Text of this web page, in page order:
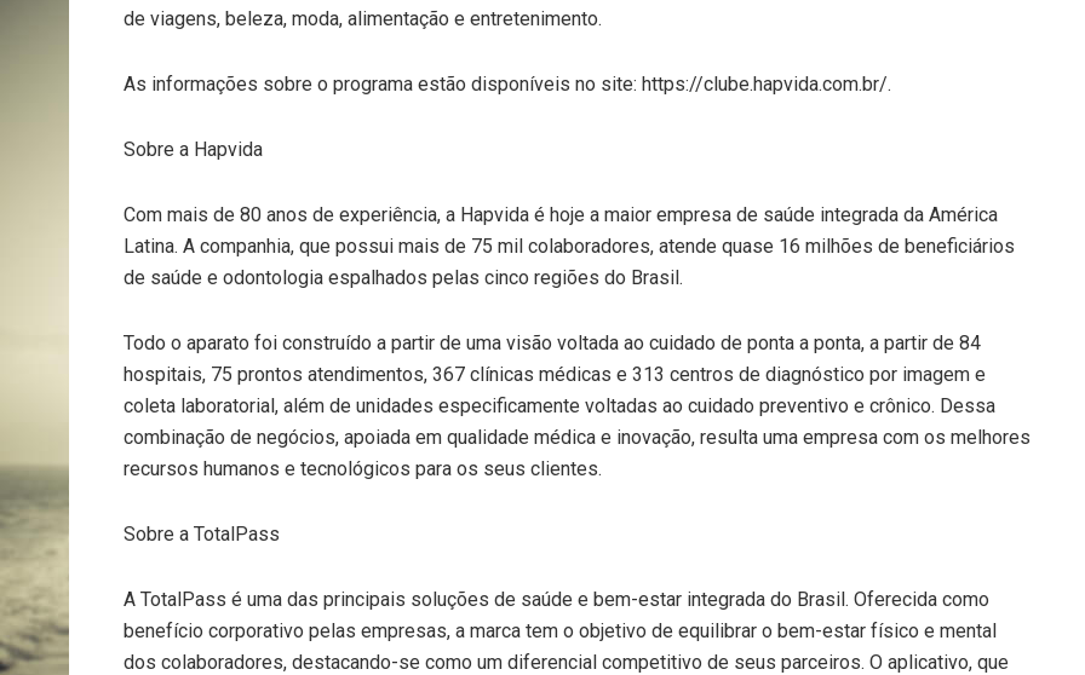
de viagens, beleza, moda, alimentação e entretenimento.
As informações sobre o programa estão disponíveis no site: https://clube.hapvida.com.br/.
Sobre a Hapvida
Com mais de 80 anos de experiência, a Hapvida é hoje a maior empresa de saúde integrada da América
Latina. A companhia, que possui mais de 75 mil colaboradores, atende quase 16 milhões de beneficiários
de saúde e odontologia espalhados pelas cinco regiões do Brasil.
Todo o aparato foi construído a partir de uma visão voltada ao cuidado de ponta a ponta, a partir de 84
hospitais, 75 prontos atendimentos, 367 clínicas médicas e 313 centros de diagnóstico por imagem e
coleta laboratorial, além de unidades especificamente voltadas ao cuidado preventivo e crônico. Dessa
combinação de negócios, apoiada em qualidade médica e inovação, resulta uma empresa com os melhores
recursos humanos e tecnológicos para os seus clientes.
Sobre a TotalPass
A TotalPass é uma das principais soluções de saúde e bem-estar integrada do Brasil. Oferecida como
benefício corporativo pelas empresas, a marca tem o objetivo de equilibrar o bem-estar físico e mental
dos colaboradores, destacando-se como um diferencial competitivo de seus parceiros. O aplicativo, que